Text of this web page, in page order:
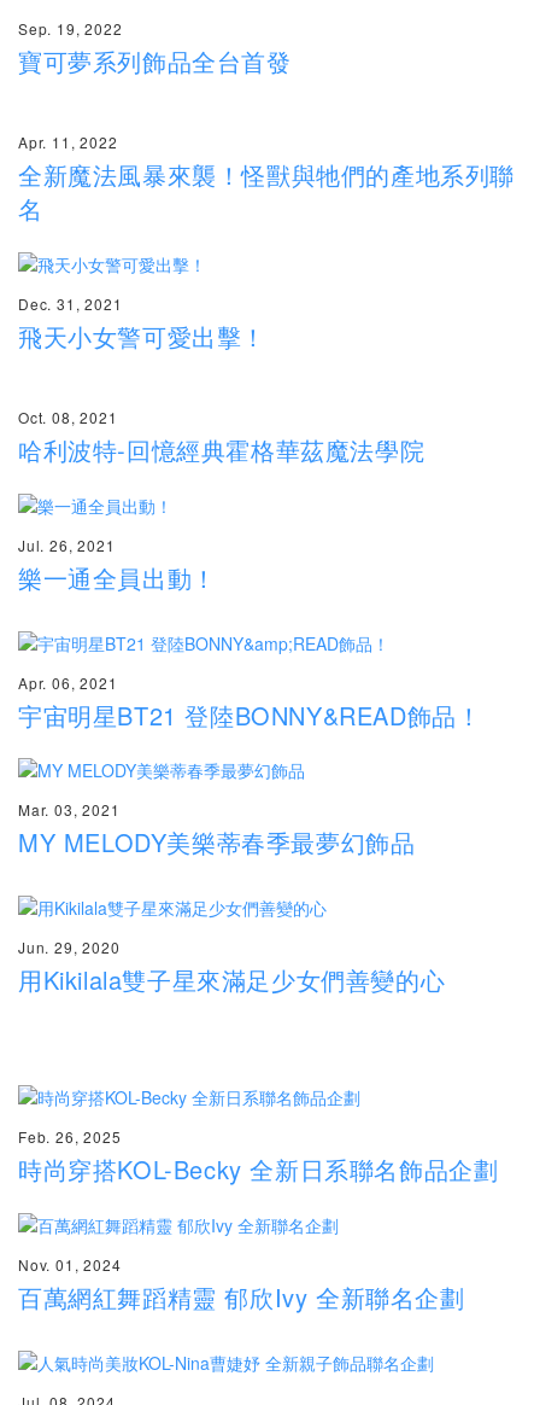
Sep. 19, 2022
寶可夢系列飾品全台首發
Apr. 11, 2022
全新魔法風暴來襲！怪獸與牠們的產地系列聯
名
Dec. 31, 2021
飛天小女警可愛出擊！
Oct. 08, 2021
哈利波特-回憶經典霍格華茲魔法學院
Jul. 26, 2021
樂一通全員出動！
Apr. 06, 2021
宇宙明星BT21 登陸BONNY&READ飾品！
Mar. 03, 2021
MY MELODY美樂蒂春季最夢幻飾品
Jun. 29, 2020
用Kikilala雙子星來滿足少女們善變的心
Feb. 26, 2025
時尚穿搭KOL-Becky 全新日系聯名飾品企劃
Nov. 01 , 2024
百萬網紅舞蹈精靈 郁欣Ivy 全新聯名企劃